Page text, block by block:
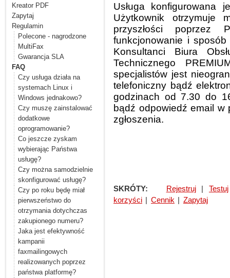
Kreator PDF
Zapytaj
Regulamin
Polecone - nagrodzone
MultiFax
Gwarancja SLA
FAQ
Czy usługa działa na
systemach Linux i
Windows jednakowo?
Czy muszę zainstalować
dodatkowe
oprogramowanie?
Co jeszcze zyskam
wybierając Państwa
usługę?
Czy można samodzielnie
skonfigurować usługę?
Czy po roku będę miał
pierwszeństwo do
otrzymania dotychczas
zakupionego numeru?
Jaka jest efektywność
kampanii
faxmailingowych
realizowanych poprzez
państwa platformę?
Usługa konfigurowana
Użytkownik otrzymuje
przyszłości poprzez
funkcjonowanie i sposób
Konsultanci Biura
Technicznego
specjalistów jest
telefoniczny bądź
godzinach od 7.30 do
bądź odpowiedź email w
zgłoszenia.
SKRÓTY: Rejestruj Testuj
korzyści
Cennik Zapytaj